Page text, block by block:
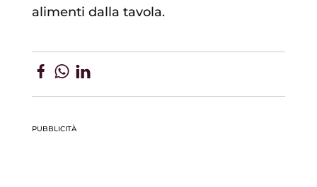
alimenti dalla tavola.
PUBBLICITÀ